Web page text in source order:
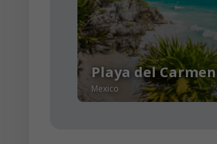
Playa del Carmen
Mexico